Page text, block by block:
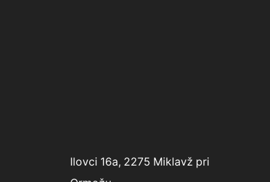
Ilovci 16a, 2275 Miklavž pri